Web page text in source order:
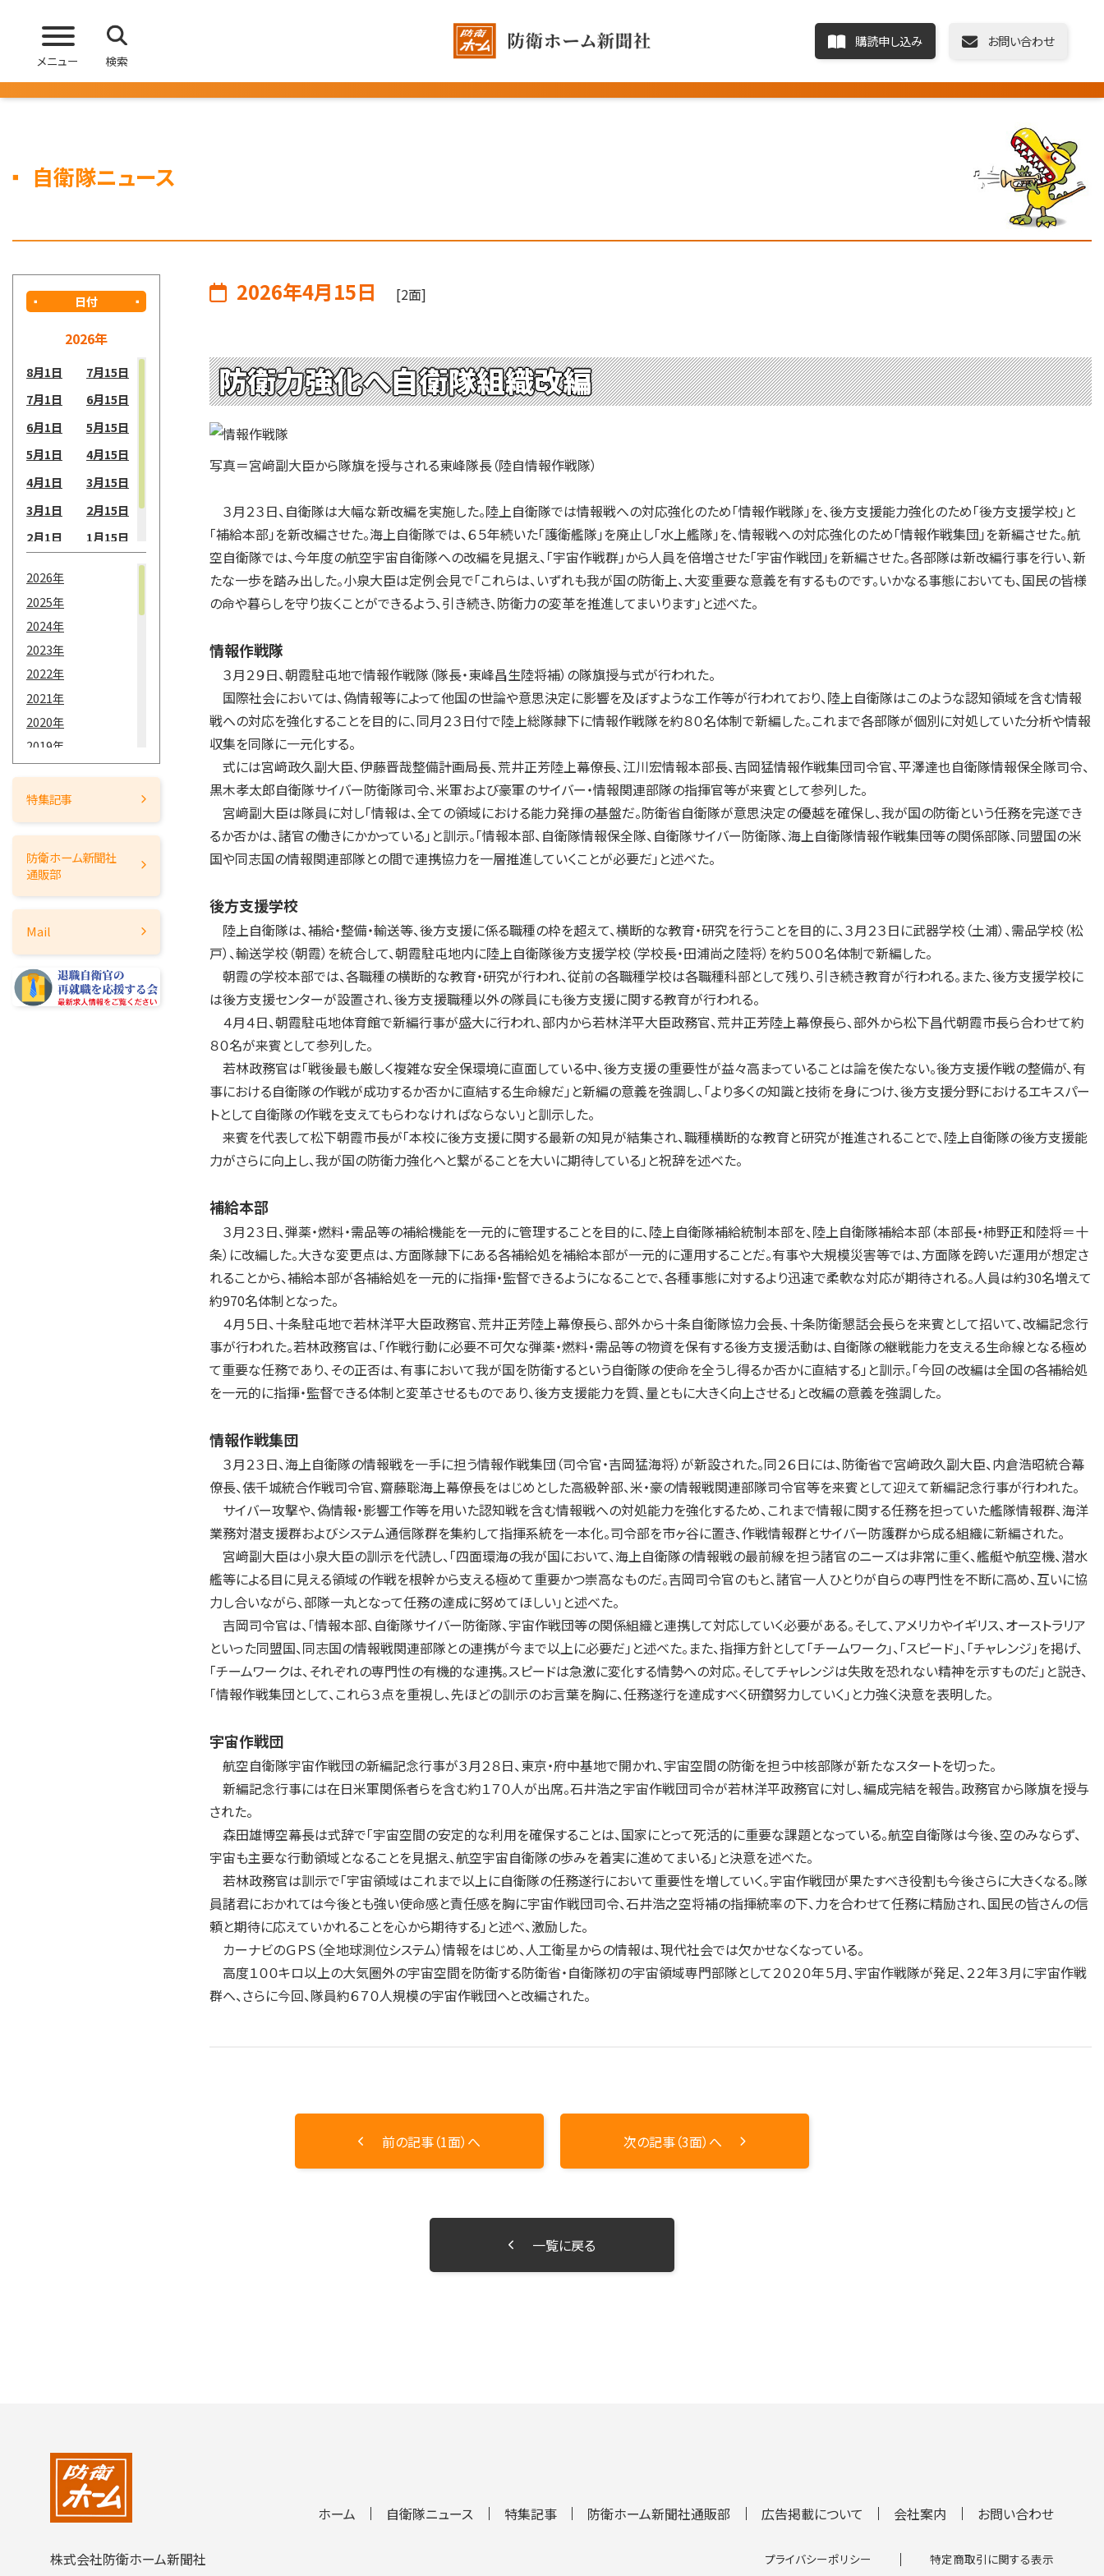
メニュー 検索
購読申し込み お問い合わせ
自衛隊ニュース
日付
2026年
8月1日
7月15日
7月1日
6月15日
6月1日
5月15日
5月1日
4月15日
4月1日
3月15日
3月1日
2月15日
2月1日
1月15日
2026年
2025年
2024年
2023年
2022年
2021年
2020年
2019年
2018年
2017年
2014年
2012年
2011年
2009年
2008年
特集記事
防衛ホーム新聞社
通販部
Mail
2026年4月15日 [2面]
防衛力強化へ自衛隊組織改編
写真＝宮﨑副大臣から隊旗を授与される東峰隊長（陸自情報作戦隊）
３月２３日、自衛隊は大幅な新改編を実施した。陸上自衛隊では情報戦への対応強化のため「情報作戦隊」を、後方支援能力強化のため「後方支援学校」と
「補給本部」を新改編させた。海上自衛隊では、６５年続いた「護衛艦隊」を廃止し「水上艦隊」を、情報戦への対応強化のため「情報作戦集団」を新編させた。航
空自衛隊では、今年度の航空宇宙自衛隊への改編を見据え、「宇宙作戦群」から人員を倍増させた「宇宙作戦団」を新編させた。各部隊は新改編行事を行い、新
たな一歩を踏み出した。小泉大臣は定例会見で「これらは、いずれも我が国の防衛上、大変重要な意義を有するものです。いかなる事態においても、国民の皆様
の命や暮らしを守り抜くことができるよう、引き続き、防衛力の変革を推進してまいります」と述べた。
情報作戦隊
３月２９日、朝霞駐屯地で情報作戦隊（隊長・東峰昌生陸将補）の隊旗授与式が行われた。
国際社会においては、偽情報等によって他国の世論や意思決定に影響を及ぼすような工作等が行われており、陸上自衛隊はこのような認知領域を含む情報
戦への対応を強化することを目的に、同月２３日付で陸上総隊隷下に情報作戦隊を約８０名体制で新編した。これまで各部隊が個別に対処していた分析や情報
収集を同隊に一元化する。
式には宮﨑政久副大臣、伊藤晋哉整備計画局長、荒井正芳陸上幕僚長、江川宏情報本部長、吉岡猛情報作戦集団司令官、平澤達也自衛隊情報保全隊司令、
黒木孝太郎自衛隊サイバー防衛隊司令、米軍および豪軍のサイバー・情報関連部隊の指揮官等が来賓として参列した。
宮﨑副大臣は隊員に対し「情報は、全ての領域における能力発揮の基盤だ。防衛省自衛隊が意思決定の優越を確保し、我が国の防衛という任務を完遂でき
るか否かは、諸官の働きにかかっている」と訓示。「情報本部、自衛隊情報保全隊、自衛隊サイバー防衛隊、海上自衛隊情報作戦集団等の関係部隊、同盟国の米
国や同志国の情報関連部隊との間で連携協力を一層推進していくことが必要だ」と述べた。
後方支援学校
陸上自衛隊は、補給・整備・輸送等、後方支援に係る職種の枠を超えて、横断的な教育・研究を行うことを目的に、３月２３日に武器学校（土浦）、需品学校（松
戸）、輸送学校（朝霞）を統合して、朝霞駐屯地内に陸上自衛隊後方支援学校（学校長・田浦尚之陸将）を約５００名体制で新編した。
朝霞の学校本部では、各職種の横断的な教育・研究が行われ、従前の各職種学校は各職種科部として残り、引き続き教育が行われる。また、後方支援学校に
は後方支援センターが設置され、後方支援職種以外の隊員にも後方支援に関する教育が行われる。
４月４日、朝霞駐屯地体育館で新編行事が盛大に行われ、部内から若林洋平大臣政務官、荒井正芳陸上幕僚長ら、部外から松下昌代朝霞市長ら合わせて約
８０名が来賓として参列した。
若林政務官は「戦後最も厳しく複雑な安全保環境に直面している中、後方支援の重要性が益々高まっていることは論を俟たない。後方支援作戦の整備が、有
事における自衛隊の作戦が成功するか否かに直結する生命線だ」と新編の意義を強調し、「より多くの知識と技術を身につけ、後方支援分野におけるエキスパー
トとして自衛隊の作戦を支えてもらわなければならない」と訓示した。
来賓を代表して松下朝霞市長が「本校に後方支援に関する最新の知見が結集され、職種横断的な教育と研究が推進されることで、陸上自衛隊の後方支援能
力がさらに向上し、我が国の防衛力強化へと繋がることを大いに期待している」と祝辞を述べた。
補給本部
３月２３日、弾薬・燃料・需品等の補給機能を一元的に管理することを目的に、陸上自衛隊補給統制本部を、陸上自衛隊補給本部（本部長・柿野正和陸将＝十
条）に改編した。大きな変更点は、方面隊隷下にある各補給処を補給本部が一元的に運用することだ。有事や大規模災害等では、方面隊を跨いだ運用が想定さ
れることから、補給本部が各補給処を一元的に指揮・監督できるようになることで、各種事態に対するより迅速で柔軟な対応が期待される。人員は約30名増えて
約970名体制となった。
４月５日、十条駐屯地で若林洋平大臣政務官、荒井正芳陸上幕僚長ら、部外から十条自衛隊協力会長、十条防衛懇話会長らを来賓として招いて、改編記念行
事が行われた。若林政務官は、「作戦行動に必要不可欠な弾薬・燃料・需品等の物資を保有する後方支援活動は、自衛隊の継戦能力を支える生命線となる極め
て重要な任務であり、その正否は、有事において我が国を防衛するという自衛隊の使命を全うし得るか否かに直結する」と訓示。「今回の改編は全国の各補給処
を一元的に指揮・監督できる体制と変革させるものであり、後方支援能力を質、量ともに大きく向上させる」と改編の意義を強調した。
情報作戦集団
３月２３日、海上自衛隊の情報戦を一手に担う情報作戦集団（司令官・吉岡猛海将）が新設された。同２６日には、防衛省で宮﨑政久副大臣、内倉浩昭統合幕
僚長、俵千城統合作戦司令官、齋藤聡海上幕僚長をはじめとした高級幹部、米・豪の情報戦関連部隊司令官等を来賓として迎えて新編記念行事が行われた。
サイバー攻撃や、偽情報・影響工作等を用いた認知戦を含む情報戦への対処能力を強化するため、これまで情報に関する任務を担っていた艦隊情報群、海洋
業務対潜支援群およびシステム通信隊群を集約して指揮系統を一本化。司令部を市ヶ谷に置き、作戦情報群とサイバー防護群から成る組織に新編された。
宮﨑副大臣は小泉大臣の訓示を代読し、「四面環海の我が国において、海上自衛隊の情報戦の最前線を担う諸官のニーズは非常に重く、艦艇や航空機、潜水
艦等による目に見える領域の作戦を根幹から支える極めて重要かつ崇高なものだ。吉岡司令官のもと、諸官一人ひとりが自らの専門性を不断に高め、互いに協
力し合いながら、部隊一丸となって任務の達成に努めてほしい」と述べた。
吉岡司令官は、「情報本部、自衛隊サイバー防衛隊、宇宙作戦団等の関係組織と連携して対応していく必要がある。そして、アメリカやイギリス、オーストラリア
といった同盟国、同志国の情報戦関連部隊との連携が今まで以上に必要だ」と述べた。また、指揮方針として「チームワーク」、「スピード」、「チャレンジ」を掲げ、
「チームワークは、それぞれの専門性の有機的な連携。スピードは急激に変化する情勢への対応。そしてチャレンジは失敗を恐れない精神を示すものだ」と説き、
「情報作戦集団として、これら３点を重視し、先ほどの訓示のお言葉を胸に、任務遂行を達成すべく研鑽努力していく」と力強く決意を表明した。
宇宙作戦団
航空自衛隊宇宙作戦団の新編記念行事が３月２８日、東京・府中基地で開かれ、宇宙空間の防衛を担う中核部隊が新たなスタートを切った。
新編記念行事には在日米軍関係者らを含む約１７０人が出席。石井浩之宇宙作戦団司令が若林洋平政務官に対し、編成完結を報告。政務官から隊旗を授与
された。
森田雄博空幕長は式辞で「宇宙空間の安定的な利用を確保することは、国家にとって死活的に重要な課題となっている。航空自衛隊は今後、空のみならず、
宇宙も主要な行動領域となることを見据え、航空宇宙自衛隊の歩みを着実に進めてまいる」と決意を述べた。
若林政務官は訓示で「宇宙領域はこれまで以上に自衛隊の任務遂行において重要性を増していく。宇宙作戦団が果たすべき役割も今後さらに大きくなる。隊
員諸君におかれては今後とも強い使命感と責任感を胸に宇宙作戦団司令、石井浩之空将補の指揮統率の下、力を合わせて任務に精励され、国民の皆さんの信
頼と期待に応えていかれることを心から期待する」と述べ、激励した。
カーナビのＧＰＳ（全地球測位システム）情報をはじめ、人工衛星からの情報は、現代社会では欠かせなくなっている。
高度１００キロ以上の大気圏外の宇宙空間を防衛する防衛省・自衛隊初の宇宙領域専門部隊として２０２０年５月、宇宙作戦隊が発足、２２年３月に宇宙作戦
群へ、さらに今回、隊員約６７０人規模の宇宙作戦団へと改編された。
前の記事（1面）へ 次の記事（3面）へ
一覧に戻る
株式会社防衛ホーム新聞社
ホーム 自衛隊ニュース 特集記事 防衛ホーム新聞社通販部 広告掲載について 会社案内 お問い合わせ
プライバシーポリシー 特定商取引に関する表示